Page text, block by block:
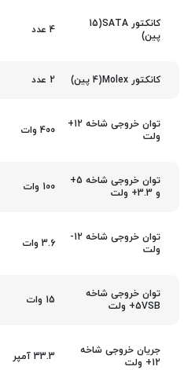
کانکتور SATA(15
پین)
4 عدد
کانکتور Molex(4 پین) 2 عدد
توان خروجی شاخه 12+
ولت
400 وات
توان خروجی شاخه 5+
و 3.3+ ولت
100 وات
توان خروجی شاخه 12-
ولت
3.6 وات
توان خروجی شاخه
5VSB+ ولت
15 وات
جریان خروجی شاخه
12+ ولت
33.3 آمپر